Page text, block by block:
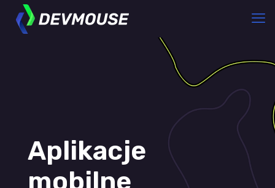
Aplikacje
mobilne